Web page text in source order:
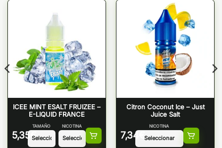
ICEE MINT ESALT FRUIZEE –
E-LIQUID FRANCE
5,35 €
TAMAÑO NICOTINA
Citron Coconut Ice – Just
Juice Salt
7,34 €
NICOTINA